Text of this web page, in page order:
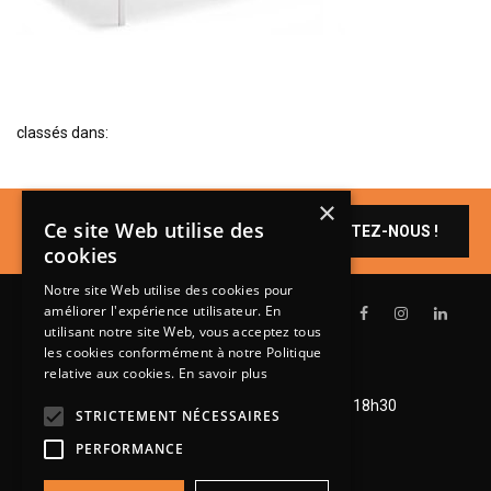
CANAPÉS
TABLES
BAHUT
LITERIE
CONVERTIBLE
classés dans:
Un produit vous
intéresse ?
CONTACTEZ-NOUS !
Lundi de 14h à 18h30
Mardi à vendredi de 9h à 12h et de 14h à 18h30
×
Ce site Web utilise des
cookies
Notre site Web utilise des cookies pour
améliorer l'expérience utilisateur. En
utilisant notre site Web, vous acceptez tous
les cookies conformément à notre Politique
relative aux cookies. En savoir plus
STRICTEMENT NÉCESSAIRES
PERFORMANCE